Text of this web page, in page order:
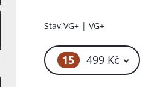
StavVG+ | VG+
15 499 Kč